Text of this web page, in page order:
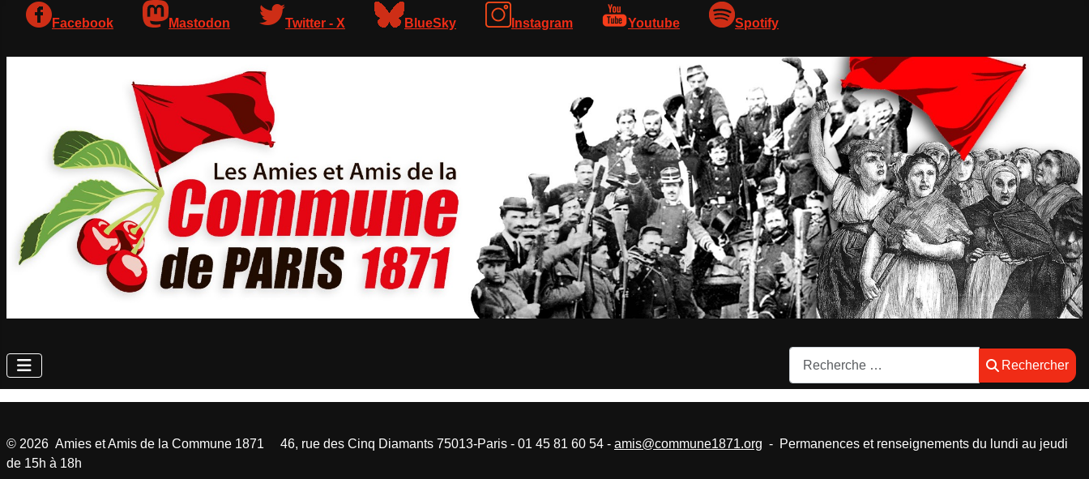
Facebook Mastodon Twitter - X BlueSky Instagram Youtube Spotify
Rechercher
Rechercher
© 2026 Amies et Amis de la Commune 1871 46, rue des Cinq Diamants 75013-Paris - 01 45 81 60 54 - amis@commune1871.org - Permanences et renseignements du lundi au jeudi
de 15h à 18h